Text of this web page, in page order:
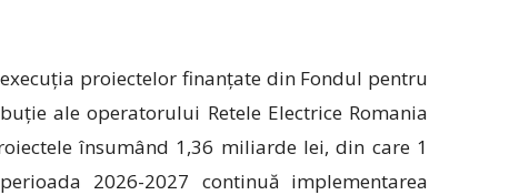
proiectelor finanțate din Fondul pentru
ale operatorului Retele Electrice Romania
însumând 1,36 miliarde lei, din care 1
2026-2027 continuă implementarea